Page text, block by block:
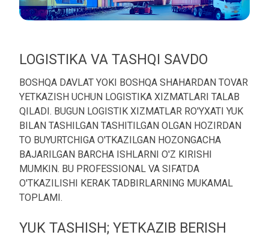
LOGISTIKA VA TASHQI SAVDO
BOSHQA DAVLAT YOKI BOSHQA SHAHARDAN TOVAR
YETKAZISH UCHUN LOGISTIKA XIZMATLARI TALAB
QILADI. BUGUN LOGISTIK XIZMATLAR RO'YXATI YUK
BILAN TASHILGAN TASHITILGAN OLGAN HOZIRDAN
TO BUYURTCHIGA O'TKAZILGAN HOZONGACHA
BAJARILGAN BARCHA ISHLARNI O'Z KIRISHI
MUMKIN. BU PROFESSIONAL VA SIFATDA
O'TKAZILISHI KERAK TADBIRLARNING MUKAMAL
TOPLAMI.
YUK TASHISH; YETKAZIB BERISH